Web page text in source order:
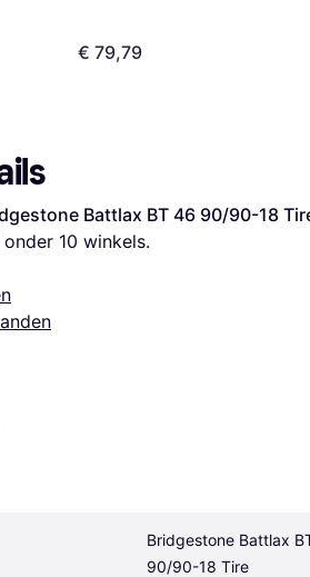
€ 79,79
Battlax BT 46 90/90-18
10 winkels.
Bridgestone Battlax
90/90-18 Tire